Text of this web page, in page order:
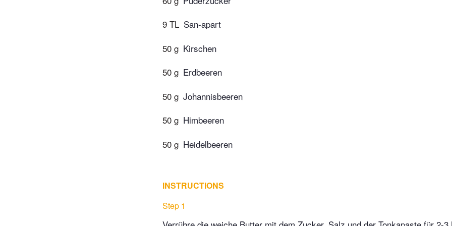
9 TL San-apart
50 g Kirschen
50 g Erdbeeren
50 g Johannisbeeren
50 g Himbeeren
50 g Heidelbeeren
INSTRUCTIONS
Step 1